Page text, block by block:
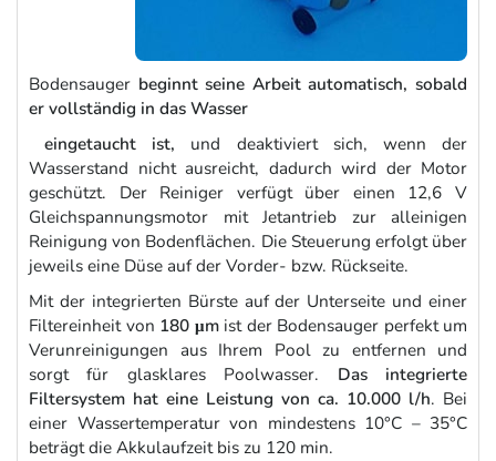
Bodensauger beginnt seine Arbeit automatisch, sobald
er vollständig in das Wasser
eingetaucht ist, und deaktiviert sich, wenn der
Wasserstand nicht ausreicht, dadurch wird der Motor
geschützt. Der Reiniger verfügt über einen 12,6 V
Gleichspannungsmotor mit Jetantrieb zur alleinigen
Reinigung von Bodenflächen. Die Steuerung erfolgt über
jeweils eine Düse auf der Vorder- bzw. Rückseite.
Mit der integrierten Bürste auf der Unterseite und einer
Filtereinheit von 180 μmist der Bodensauger perfekt um
Verunreinigungen aus Ihrem Pool zu entfernen und
sorgt für glasklares Poolwasser. Das integrierte
Filtersystem hat eine Leistung von ca. 10.000 l/h. Bei
einer Wassertemperatur von mindestens 10°C – 35°C
beträgt die Akkulaufzeit bis zu 120 min.